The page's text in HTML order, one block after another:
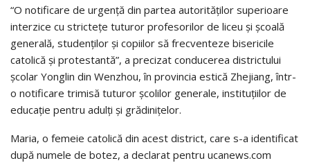
“O notificare de urgenţă din partea autorităţilor superioare
interzice cu stricteţe tuturor profesorilor de liceu şi şcoală
generală, studenţilor şi copiilor să frecventeze bisericile
catolică şi protestantă”, a precizat conducerea districtului
şcolar Yonglin din Wenzhou, în provincia estică Zhejiang, într-
o notificare trimisă tuturor şcolilor generale, instituţiilor de
educaţie pentru adulţi şi grădiniţelor.
Maria, o femeie catolică din acest district, care s-a identificat
după numele de botez, a declarat pentru ucanews.com